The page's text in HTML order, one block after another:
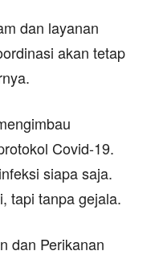
dan layanan
akan tetap
Covid-19.
siapa saja.
tapi tanpa gejala.
dan Perikanan